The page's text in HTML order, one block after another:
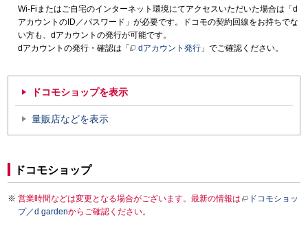
Wi-Fiまたはご自宅のインターネット環境にてアクセスいただいた場合は「d
アカウントのID／パスワード」が必要です。ドコモの契約回線をお持ちでな
い方も、dアカウントの発行が可能です。
dアカウントの発行・確認は「
dアカウント発行 」でご確認ください。
ドコモショップを表示
量販店などを表示
ドコモショップ
営業時間などは変更となる場合がございます。最新の情報は
ドコモショッ
プ／d gardenからご確認ください。